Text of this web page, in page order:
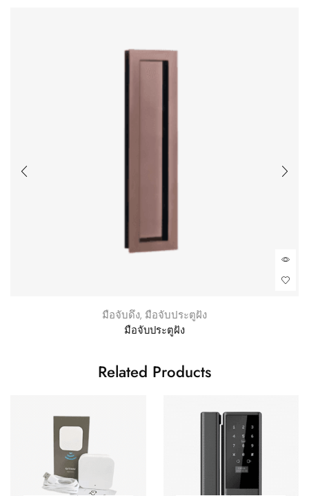
มือจับดึง, มือจับประตูฝัง
มือจับประตูฝัง
Related Products